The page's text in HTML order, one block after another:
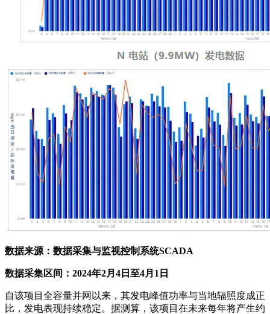
数据来源：数据采集与监视控制系统SCADA
数据采集区间：2024年2月4日至4月1日
自该项目全容量并网以来，其发电峰值功率与当地辐照度成正
比，发电表现持续稳定。据测算，该项目在未来每年将产生约